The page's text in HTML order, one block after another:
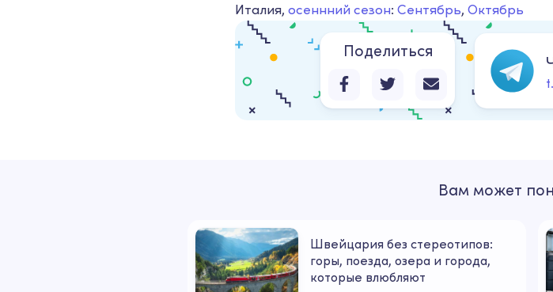
Италия, осеннний сезон: Сентябрь, Октябрь
Поделиться
Вам может
Швейцария без стереотипов:
горы, поезда, озера и города,
которые влюбляют